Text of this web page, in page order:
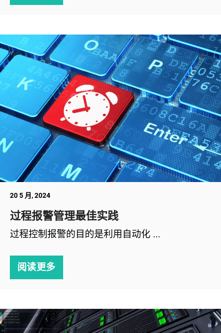
20 5 月, 2024
过程报警管理最佳实践
过程控制报警的目的是利用自动化 ...
阅读更多